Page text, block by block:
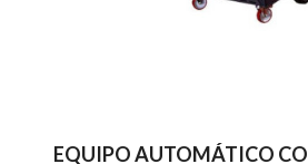
EQUIPO AUTOMÁTICO